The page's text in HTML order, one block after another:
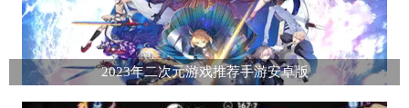
2023年二次元游戏推荐手游安卓版